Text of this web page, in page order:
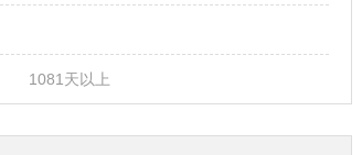
1081天以上